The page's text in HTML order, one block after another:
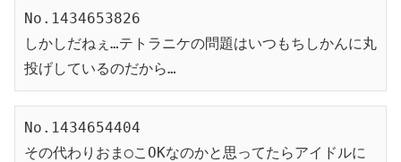
No.1434653826
しかしだねぇ…テトラニケの問題はいつもちしかんに丸
投げしているのだから…
No.1434654404
その代わりおま◯こOKなのかと思ってたらアイドルに